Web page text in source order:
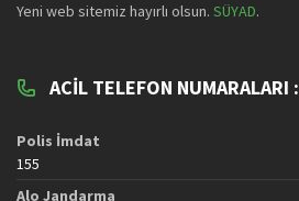
Yeni web sitemiz hayırlı olsun. SÜYAD.
ACIL TELEFON NUMARALARI :
Polis İmdat
155
Alo Jandarma